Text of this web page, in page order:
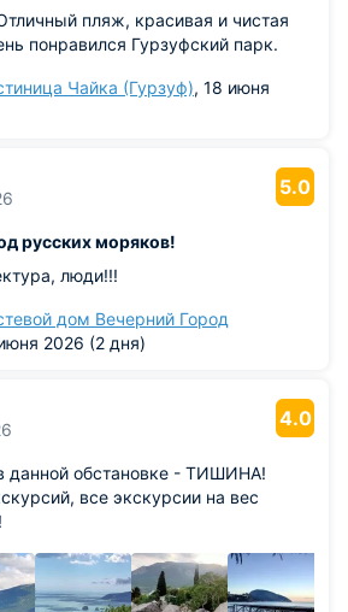
пляж, красивая и чистая
понравился Гурзуфский парк.
Чайка (Гурзуф), 18 июня
5.0
русских моряков!
люди!!!
дом Вечерний Город
2026 (2 дня)
4.0
данной обстановке - ТИШИНА!
все экскурсии на вес